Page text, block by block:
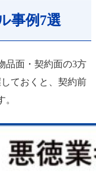
事例7選
品面・契約面の3方
ておくと、契約前